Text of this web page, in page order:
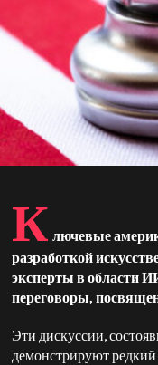
К лючевые
разработкой
эксперты в области
переговоры,
Эти дискуссии,
демонстрируют